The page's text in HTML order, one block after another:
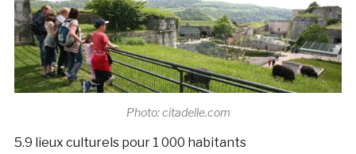
Photo: citadelle.com
5.9 lieux culturels pour 1 000 habitants